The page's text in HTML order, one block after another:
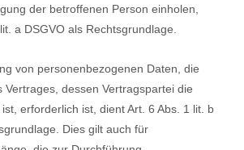
der betrof­fenen Person einholen,
a DSGVO als Rechtsgrundlage.
von personenbezogenen Daten, die
Vertrages, dessen Vertragspartei die
erforderlich ist, dient Art. 6 Abs. 1 lit. b
Dies gilt auch für